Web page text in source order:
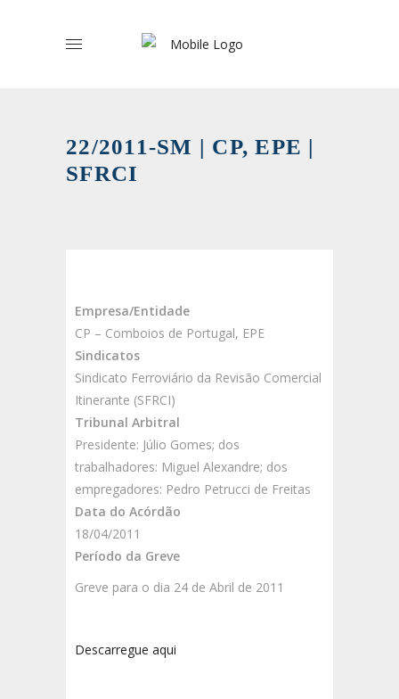
22/2011-SM | CP, EPE |
SFRCI
Empresa/Entidade
CP – Comboios de Portugal, EPE
Sindicatos
Sindicato Ferroviário da Revisão Comercial
Itinerante (SFRCI)
Tribunal Arbitral
Presidente: Júlio Gomes; dos
trabalhadores: Miguel Alexandre; dos
empregadores: Pedro Petrucci de Freitas
Data do Acórdão
18/04/2011
Período da Greve
Greve para o dia 24 de Abril de 2011
Descarregue aqui